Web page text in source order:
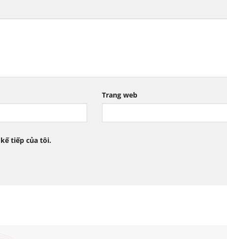
Trang web
tiếp của tôi.